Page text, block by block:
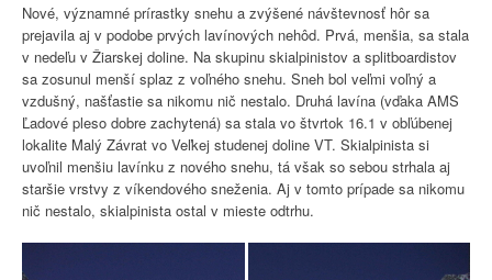
Nové, významné prírastky snehu a zvýšené návštevnosť hôr sa
prejavila aj v podobe prvých lavínových nehôd. Prvá, menšia, sa stala
v nedeľu v Žiarskej doline. Na skupinu skialpinistov a splitboardistov
sa zosunul menší splaz z voľného snehu. Sneh bol veľmi voľný a
vzdušný, našťastie sa nikomu nič nestalo. Druhá lavína (vďaka AMS
Ľadové pleso dobre zachytená) sa stala vo štvrtok 16.1 v obľúbenej
lokalite Malý Závrat vo Veľkej studenej doline VT. Skialpinista si
uvoľnil menšiu lavínku z nového snehu, tá však so sebou strhala aj
staršie vrstvy z víkendového sneženia. Aj v tomto prípade sa nikomu
nič nestalo, skialpinista ostal v mieste odtrhu.